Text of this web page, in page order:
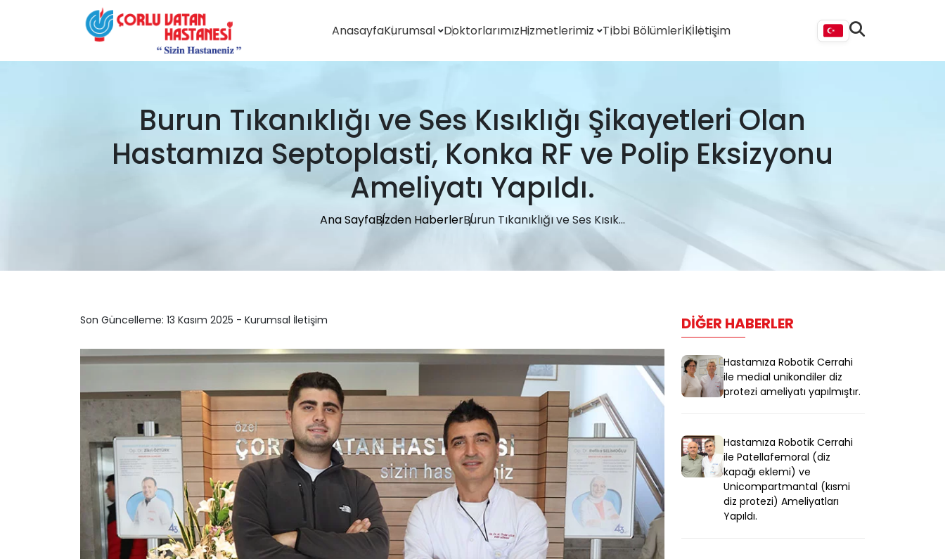
AnasayfaKurumsal DoktorlarımızHizmetlerimiz Tıbbi BölümlerİKİletişim
Burun Tıkanıklığı ve Ses Kısıklığı Şikayetleri Olan
Hastamıza Septoplasti, Konka RF ve Polip Eksizyonu
Ameliyatı Yapıldı.
Ana SayfaBizden HaberlerBurun Tıkanıklığı ve Ses Kısık...
Son Güncelleme: 13 Kasım 2025 - Kurumsal İletişim DIĞER HABERLER
Hastamıza Robotik Cerrahi
ile medial unikondiler diz
protezi ameliyatı yapılmıştır.
Hastamıza Robotik Cerrahi
ile Patellafemoral (diz
kapağı eklemi) ve
Unicompartmantal (kısmi
diz protezi) Ameliyatları
Yapıldı.